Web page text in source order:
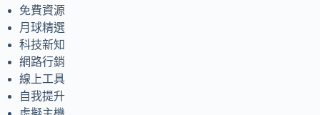
免費資源
月球精選
科技新知
網路行銷
線上工具
自我提升